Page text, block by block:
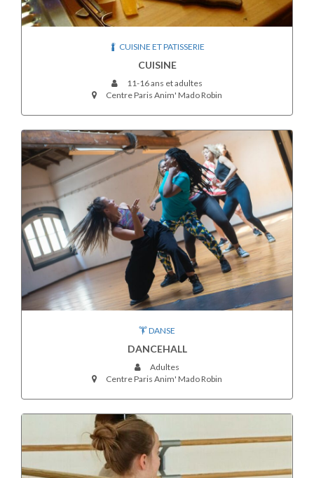
CUISINE ET PATISSERIE
CUISINE
11-16 ans et adultes
Centre Paris Anim' Mado Robin
DANSE
DANCEHALL
Adultes
Centre Paris Anim' Mado Robin